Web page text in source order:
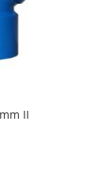
II